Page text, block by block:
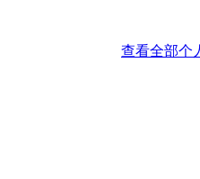
查看全部个